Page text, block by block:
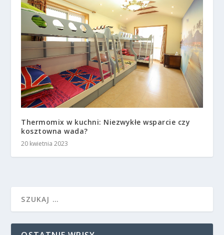
Thermomix w kuchni: Niezwykłe wsparcie czy
kosztowna wada?
20 kwietnia 2023